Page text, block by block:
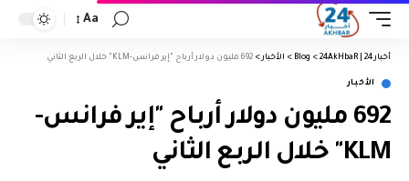
Aa
أخبار 24 | 24AkHbaR >
Blog
> الأخبار > 692 مليون دولار أرباح "إير فرانس-KLM" خلال الربع الثاني
الأخبار
692 مليون دولار أرباح "إير فرانس-
KLM" خلال الربع الثاني